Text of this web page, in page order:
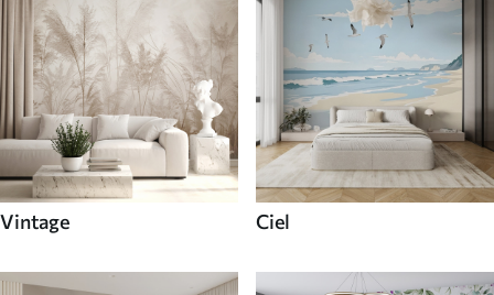
Vintage Ciel